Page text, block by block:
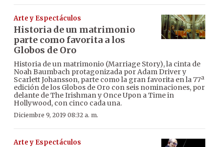
Arte y Espectáculos
Historia de un matrimonio
parte como favorita a los
Globos de Oro
Historia de un matrimonio (Marriage Story), la cinta de
Noah Baumbach protagonizada por Adam Driver y
Scarlett Johansson, parte como la gran favorita en la 77ª
edición de los Globos de Oro con seis nominaciones, por
delante de The Irishman y Once Upon a Time in
Hollywood, con cinco cada una.
Diciembre 9, 2019 08:32 a. m.
Arte y Espectáculos